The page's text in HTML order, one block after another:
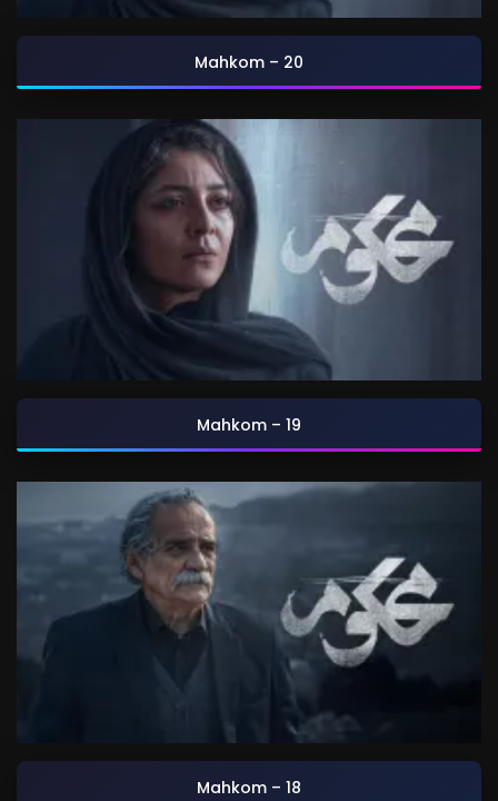
Mahkom – 20
Mahkom – 19
Mahkom – 18